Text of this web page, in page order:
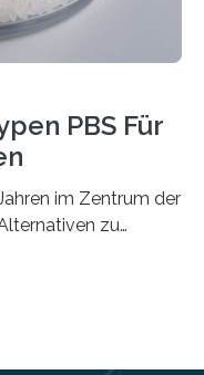
PBS Für
im Zentrum der
zu
Ressourcen